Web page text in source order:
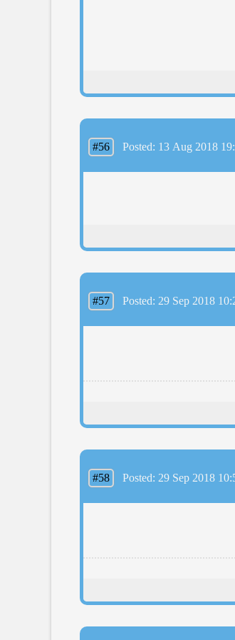
#56 Posted: 13 Aug 2018
#57 Posted: 29 Sep 2018
#58 Posted: 29 Sep 2018